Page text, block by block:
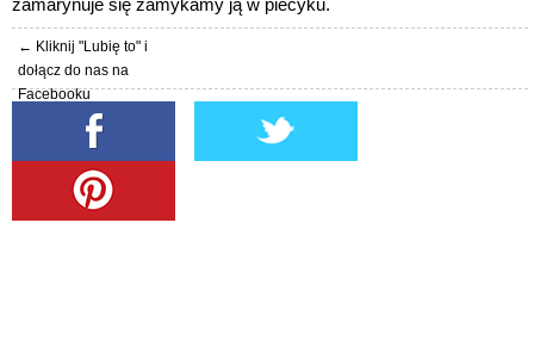
← Kliknij "Lubię to" i
dołącz do nas na
Facebooku